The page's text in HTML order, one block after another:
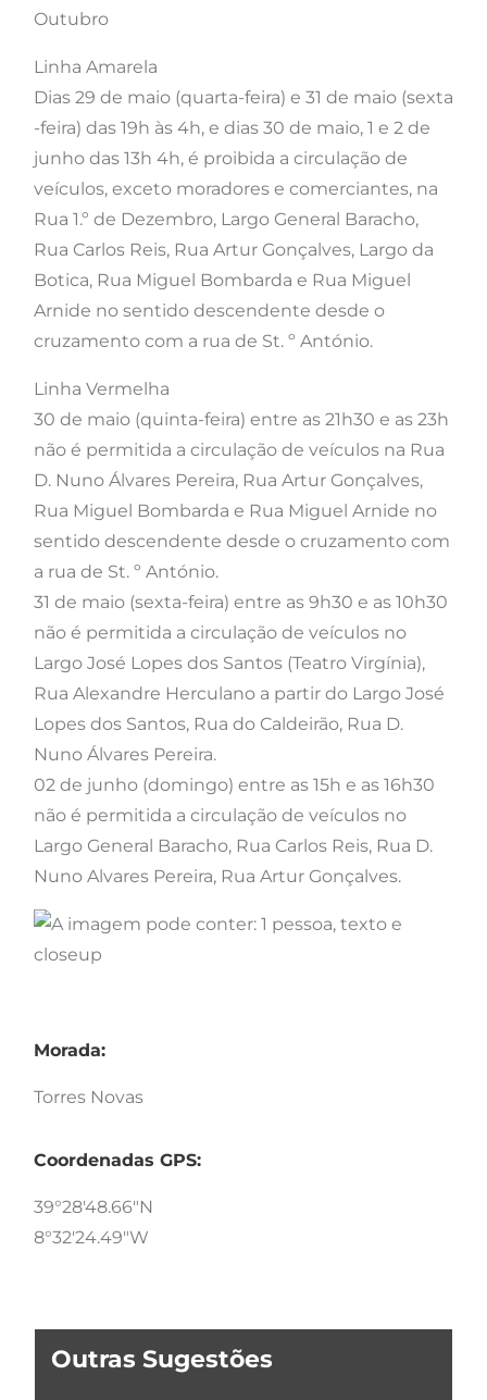
Outubro
Linha Amarela
Dias 29 de maio (quarta-feira) e 31 de maio (sexta
-feira) das 19h às 4h, e dias 30 de maio, 1 e 2 de
junho das 13h 4h, é proibida a circulação de
veículos, exceto moradores e comerciantes, na
Rua 1.º de Dezembro, Largo General Baracho,
Rua Carlos Reis, Rua Artur Gonçalves, Largo da
Botica, Rua Miguel Bombarda e Rua Miguel
Arnide no sentido descendente desde o
cruzamento com a rua de St. º António.
Linha Vermelha
30 de maio (quinta-feira) entre as 21h30 e as 23h
não é permitida a circulação de veículos na Rua
D. Nuno Álvares Pereira, Rua Artur Gonçalves,
Rua Miguel Bombarda e Rua Miguel Arnide no
sentido descendente desde o cruzamento com
a rua de St. º António.
31 de maio (sexta-feira) entre as 9h30 e as 10h30
não é permitida a circulação de veículos no
Largo José Lopes dos Santos (Teatro Virgínia),
Rua Alexandre Herculano a partir do Largo José
Lopes dos Santos, Rua do Caldeirão, Rua D.
Nuno Álvares Pereira.
02 de junho (domingo) entre as 15h e as 16h30
não é permitida a circulação de veículos no
Largo General Baracho, Rua Carlos Reis, Rua D.
Nuno Alvares Pereira, Rua Artur Gonçalves.
Morada:
Torres Novas
Coordenadas GPS:
39°28'48.66"N
8°32'24.49"W
Outras Sugestões